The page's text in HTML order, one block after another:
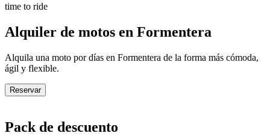
time to ride
Alquiler de motos en Formentera
Alquila una moto por días en Formentera de la forma más cómoda,
ágil y flexible.
Reservar
Pack de descuento